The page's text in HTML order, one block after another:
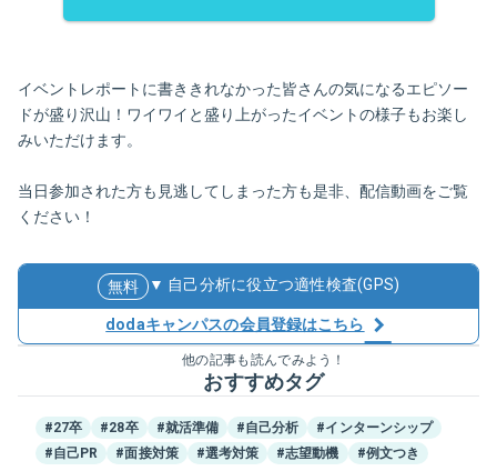
イベントレポートに書ききれなかった皆さんの気になるエピソー
ドが盛り沢山！ワイワイと盛り上がったイベントの様子もお楽し
みいただけます。
当日参加された方も見逃してしまった方も是非、配信動画をご覧
ください！
無料 ▼ 自己分析に役立つ適性検査(GPS)
dodaキャンパスの会員登録はこちら
他の記事も読んでみよう！
おすすめタグ
#27卒 #28卒 #就活準備 #自己分析
#インターンシップ
#自己PR
#面接対策 #選考対策 #志望動機 #例文つき